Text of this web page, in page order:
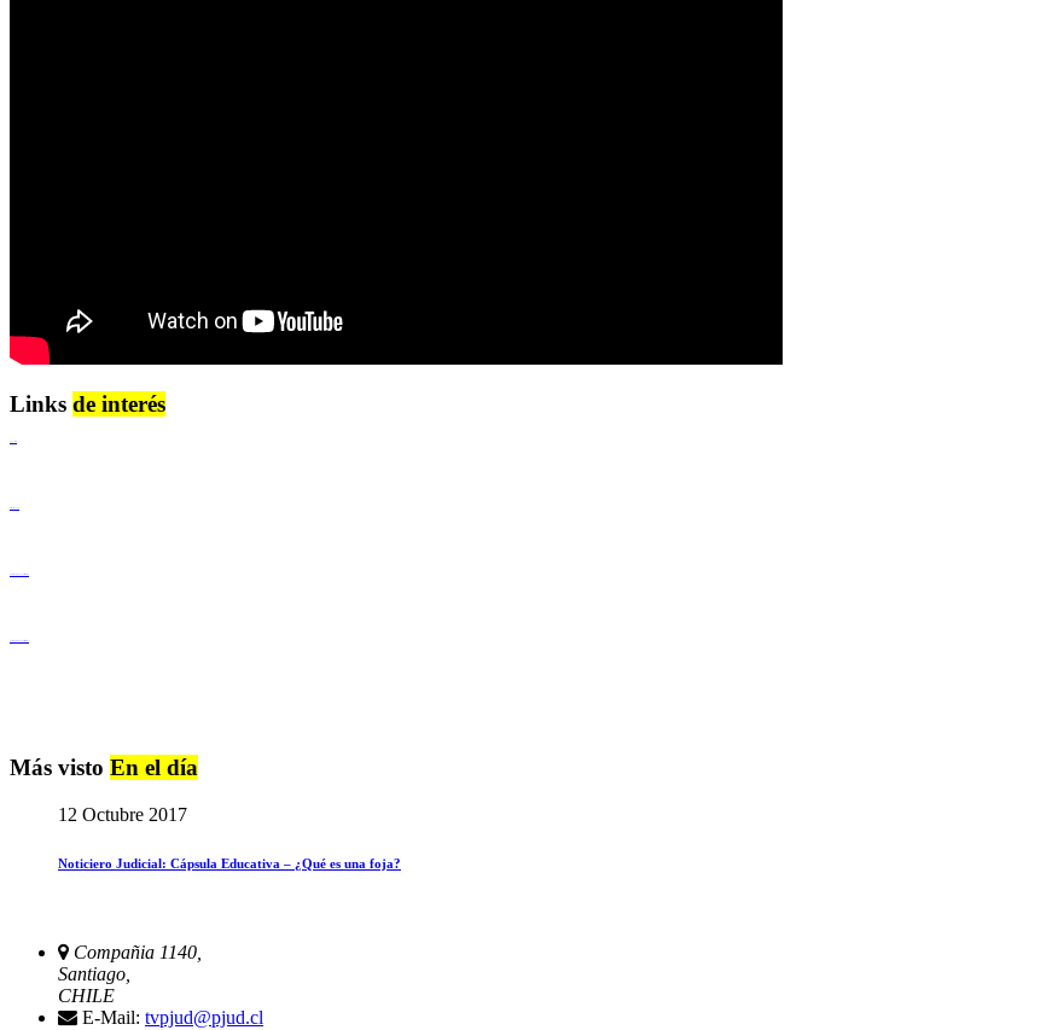
Links de interés
Más visto En el día
12 Octubre 2017
Noticiero Judicial: Cápsula Educativa – ¿Qué es una foja?
Compañia 1140,
Santiago,
CHILE
E-Mail: tvpjud@pjud.cl